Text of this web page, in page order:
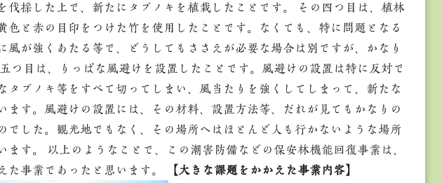
伐採した上で、新たにタブノキを植栽したことです。 その四つ目は、植林
色と赤の目印をつけた竹を使用したことです。なくても、特に問題となる
風が強くあたる等で、どうしてもささえが必要な場合は別ですが、かなり
つ目は、りっぱな風避けを設置したことです。風避けの設置は特に反対で
タブノキ等をすべて切ってしまい、風当たりを強くしてしまって、新たな
ます。風避けの設置には、その材料、設置方法等、だれが見てもかなりの
でした。観光地でもなく、その場所へはほとんど人も行かないような場所
ます。 以上のようなことで、この潮害防備などの保安林機能回復事業は、
た事業であったと思います。
【大きな課題をかかえた事業内容】